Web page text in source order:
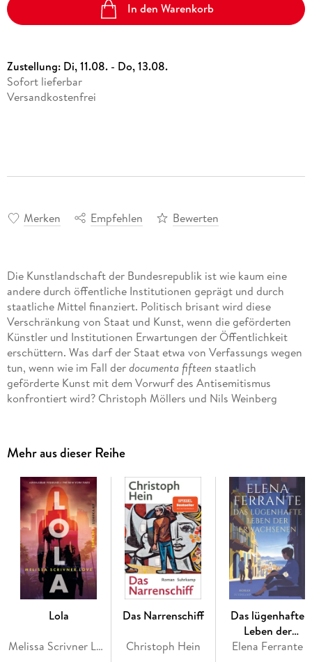
In den Warenkorb
Zustellung: Di, 11.08. - Do, 13.08.
Sofort lieferbar
Versandkostenfrei
Merken Empfehlen Bewerten
Die Kunstlandschaft der Bundesrepublik ist wie kaum eine
andere durch öffentliche Institutionen geprägt und durch
staatliche Mittel finanziert. Politisch brisant wird diese
Verschränkung von Staat und Kunst, wenn die geförderten
Künstler und Institutionen Erwartungen der Öffentlichkeit
erschüttern. Was darf der Staat etwa von Verfassungs wegen
tun, wenn wie im Fall derdocumenta fifteen staatlich
geförderte Kunst mit dem Vorwurf des Antisemitismus
konfrontiert wird? Christoph Möllers und Nils Weinberg
öffentlicher Kulturinstitution und geförderten Künstlern
entfalten kann.
Mehr aus dieser Reihe
Lola
Melissa Scrivner Love
Das Narrenschiff
Christoph Hein
Das lügenhafte
Leben der
Erwachsenen
Elena Ferrante